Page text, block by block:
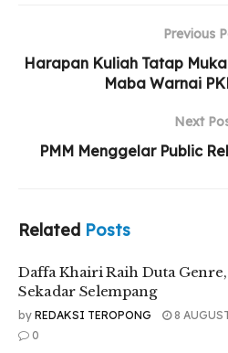
Yayasan STIKes Indah
kepada Persyarikatan
UMSU Perkuat Relawan
kampus UMSU yang menjadi
kehidupan. Mudah-mudahan di
tetap bangkit dan berkembang
yang makin membanggakan
bangsa. Kami PP
penghargaan yang tinggi atas
Previous
Harapan Kuliah Tatap
Maba Warnai
Next
PMM Menggelar Public
Related Posts
Daffa Khairi Raih Duta
Sekadar Selempang
by REDAKSI TEROPONG
8
0